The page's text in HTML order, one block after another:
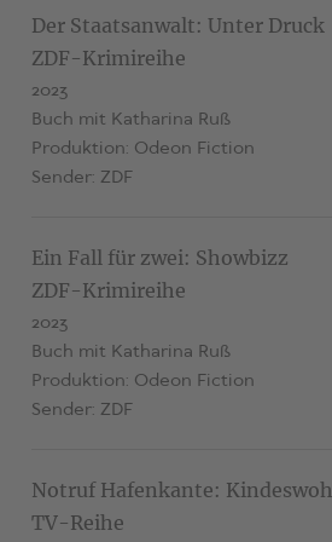
Der Staatsanwalt: Unter Druck
ZDF-Krimireihe
2023
Buch mit Katharina Ruß
Produktion: Odeon Fiction
Sender: ZDF
Ein Fall für zwei: Showbizz
ZDF-Krimireihe
2023
Buch mit Katharina Ruß
Produktion: Odeon Fiction
Sender: ZDF
Notruf Hafenkante:
TV-Reihe